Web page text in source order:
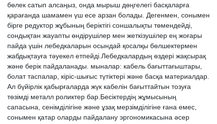
бөлек сатып алсаңыз, онда мырыш дөңгелегі басқаларға
қарағанда шамамен үш есе арзан болады. Дегенмен, сонымен
бірге редуктор жұбының беріктігі соншалықты төмендейді,
сондықтан жауапты өндірушілер мен жеткізушілер ең жоғары
пайда үшін лебедкаларын осындай қосалқы бөлшектермен
жабдықтауға тәуекел етпейді.Лебедкалардың өздері жақсырақ
және берік пайдаланады. мыналар: кабель бағыттағыштары,
болат таспалар, кіріс-шығыс түтіктері және басқа материалдар.
Ал бүйірлік қабырғаларда жүк кабелін бағыттайтын тозуға
төзімді металл роликтер бар.Бесіктердің жұмысының
сапасына, сенімділігіне және ұзақ мерзімділігіне ғана емес,
сонымен қатар оларды пайдалану эргономикасына әсер